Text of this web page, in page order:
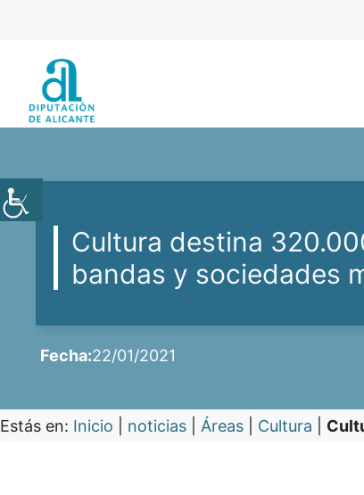
contenido
Cultura destina
bandas y sociedades
Fecha:22/01/2021
Estás en: Inicio noticias Áreas Cultura